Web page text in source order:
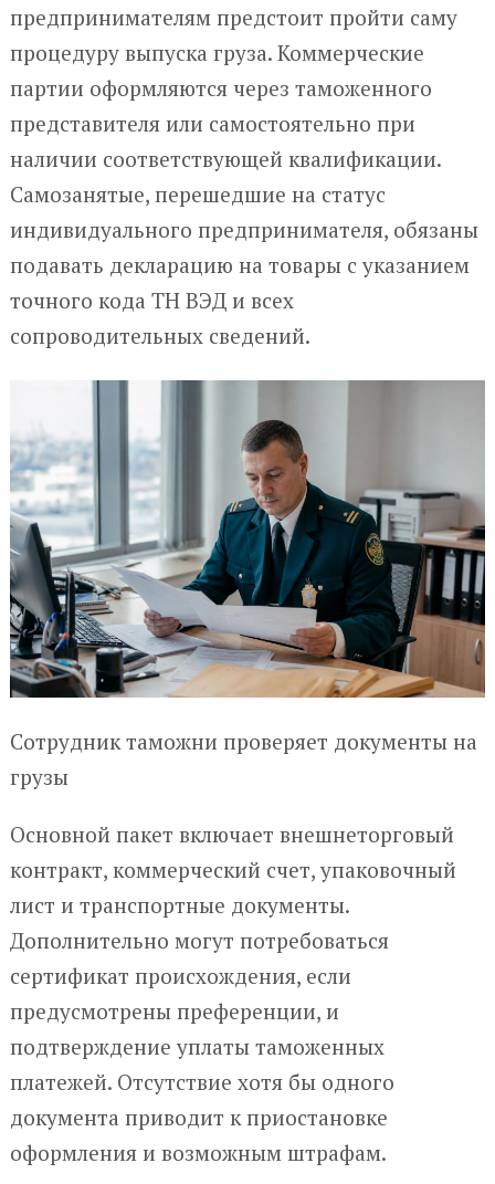
предпринимателям предстоит пройти саму
процедуру выпуска груза. Коммерческие
партии оформляются через таможенного
представителя или самостоятельно при
наличии соответствующей квалификации.
Самозанятые, перешедшие на статус
индивидуального предпринимателя, обязаны
подавать декларацию на товары с указанием
точного кода ТН ВЭД и всех
сопроводительных сведений.
Сотрудник таможни проверяет документы на
грузы
Основной пакет включает внешнеторговый
контракт, коммерческий счет, упаковочный
лист и транспортные документы.
Дополнительно могут потребоваться
сертификат происхождения, если
предусмотрены преференции, и
подтверждение уплаты таможенных
платежей. Отсутствие хотя бы одного
документа приводит к приостановке
оформления и возможным штрафам.